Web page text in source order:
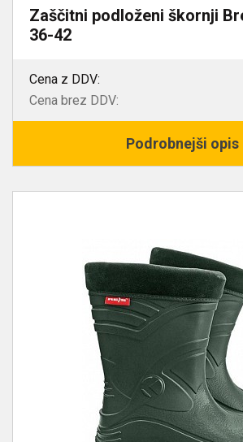
Zaščitni podloženi škornji
36-42
Cena z DDV:
Cena brez DDV:
Podrobnejši opis